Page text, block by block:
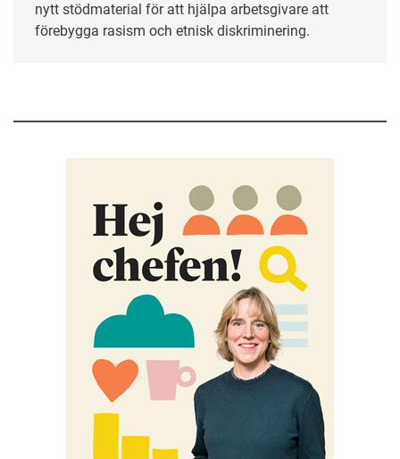
nytt stödmaterial för att hjälpa arbetsgivare att
förebygga rasism och etnisk diskriminering.